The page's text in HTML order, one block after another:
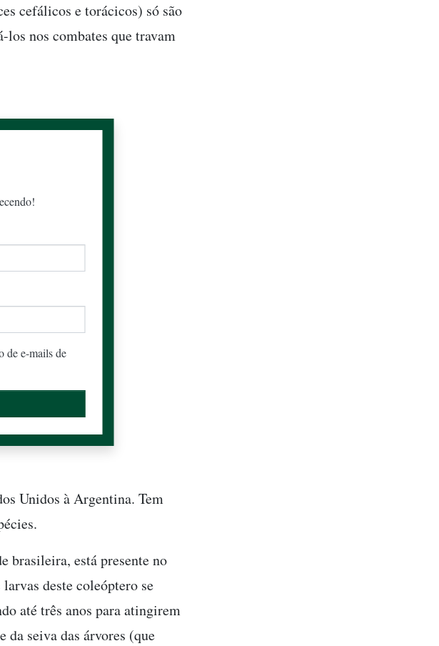
cefálicos e torácicos) só são
nos combates que travam
de e-mails de
Unidos à Argentina. Tem
brasileira, está presente no
deste coleóptero se
até três anos para atingirem
da seiva das árvores (que